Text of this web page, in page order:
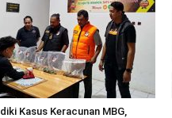
Kasus Keracunan MBG,